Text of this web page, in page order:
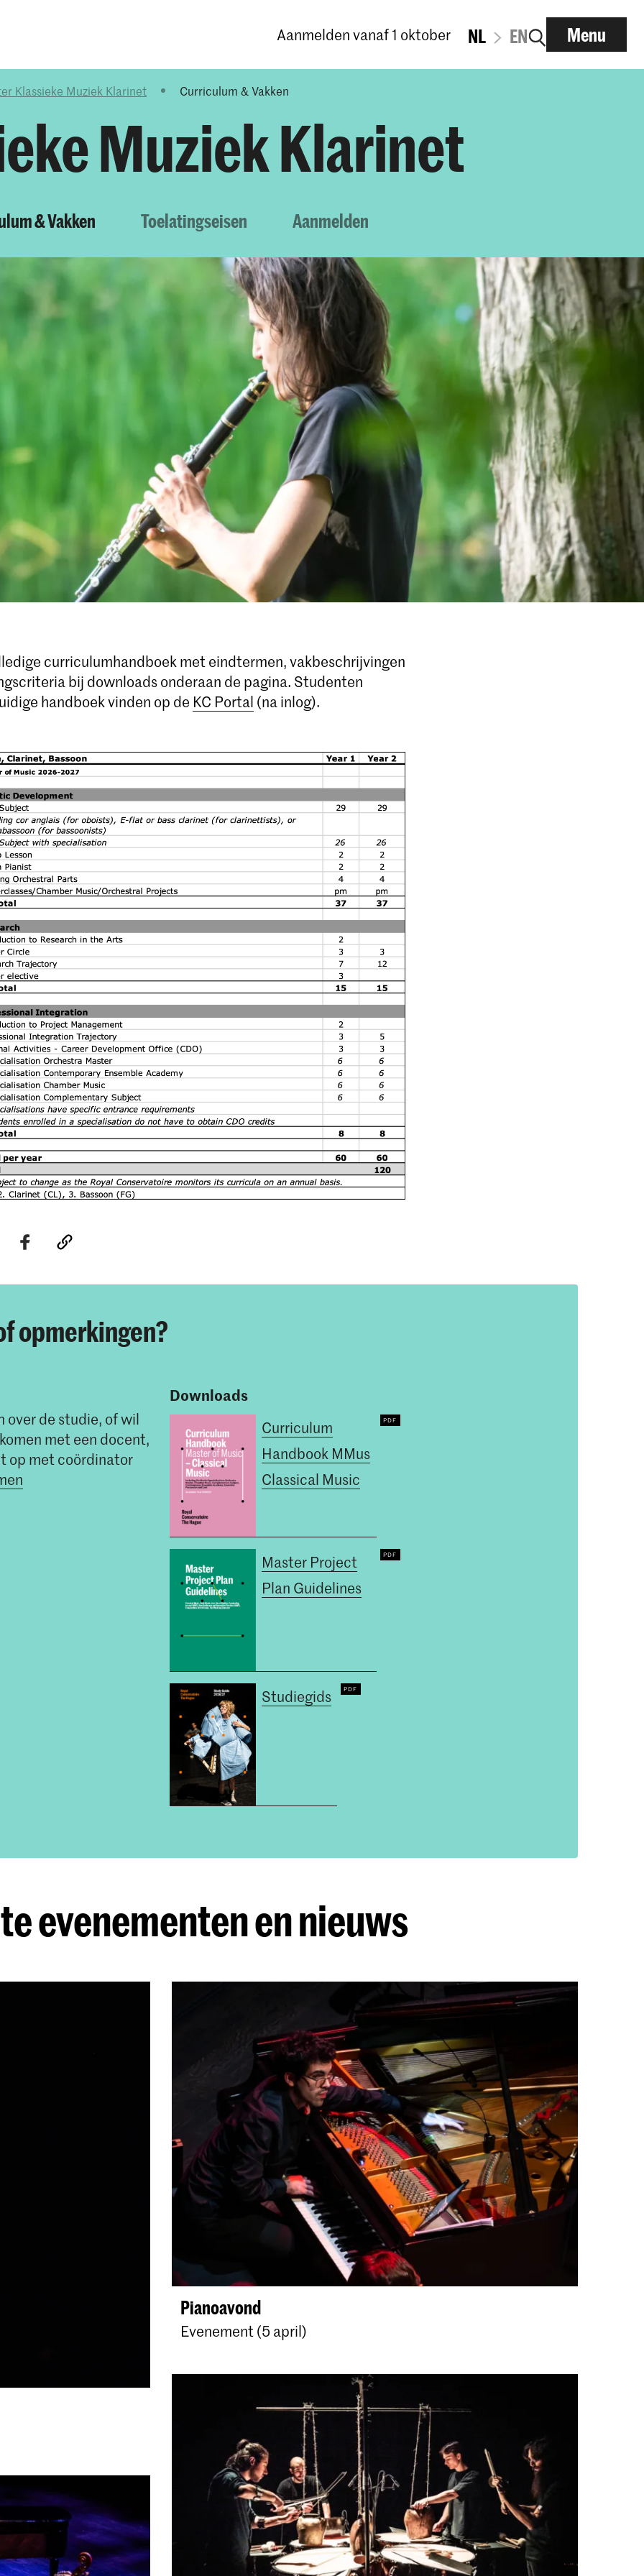
Aanmelden vanaf 1 oktober NL EN Menu
Klassieke Muziek Klarinet Curriculum & Vakken
Muziek Klarinet
& Vakken Toelatingseisen Aanmelden
curriculumhandboek met eindtermen, vakbeschrijvingen
bij downloads onderaan de pagina. Studenten
handboek vinden op de KC Portal (na inlog).
opmerkingen?
over de studie, of wil
met een docent,
op met coördinator
Downloads
Curriculum
Handbook MMus
Classical Music
Master Project
Plan Guidelines
Studiegids
evenementen en nieuws
Pianoavond
Evenement (5 april)